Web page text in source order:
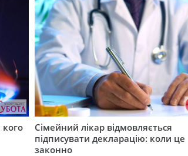
кого
Сімейний лікар відмовляється
підписувати декларацію: коли це
законно